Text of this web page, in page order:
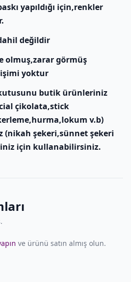
yapıldığı için,renkler
değildir
olmuş,zarar görmüş
yoktur
butik ürünleriniz
çikolata,stick
v.b)
(nikah şekeri,sünnet şekeri
için kullanabilirsiniz.
ve ürünü satın almış olun.